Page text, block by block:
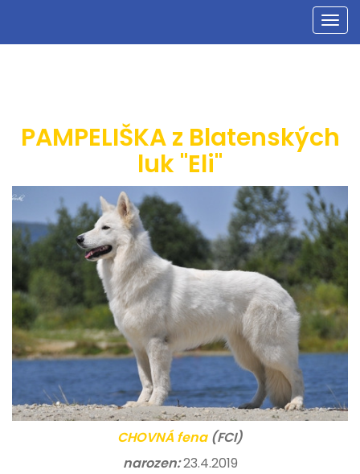
PAMPELIŠKA z Blatenských
luk "Eli"
CHOVNÁ fena(FCI)
narozen:23.4.2019